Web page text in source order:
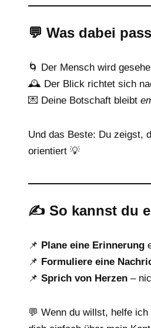
💬 Was dabei
🌀 Der Mensch wird
🕰️ Der Blick richtet sich
💌 Deine Botschaft bleibt
Und das Beste: Du zeigst,
orientiert 💡
✍️ So kannst du
📌 Plane eine Erinnerung
📌 Formuliere eine
📌 Sprich von Herzen–
💬 Wenn du willst, helfe